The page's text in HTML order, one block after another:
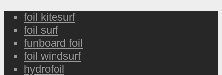
foil kitesurf
foil surf
funboard foil
foil windsurf
hydrofoil